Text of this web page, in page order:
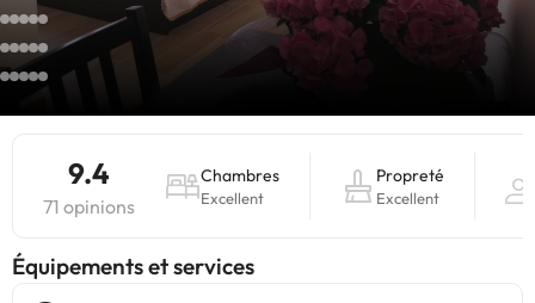
9.4
71 opinions
Chambres
Excellent
Propreté
Excellent
​Équipements et services